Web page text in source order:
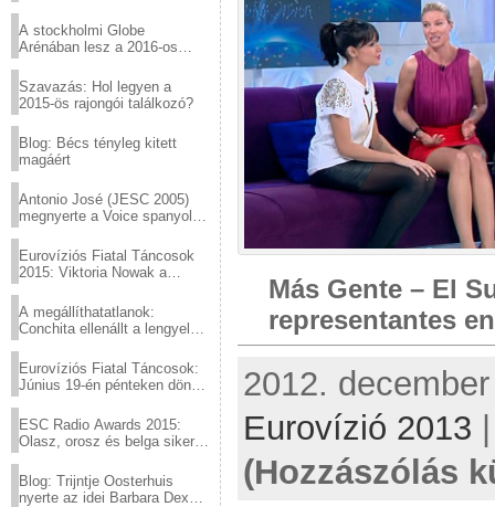
A stockholmi Globe
Arénában lesz a 2016-os
Szavazás: Hol legyen a
2015-ös rajongói találkozó?
Blog: Bécs tényleg kitett
magáért
Antonio José (JESC 2005)
megnyerte a Voice spanyol
Eurovíziós Fiatal Táncosok
2015: Viktoria Nowak a
A megállíthatatlanok:
Conchita ellenállt a lengyel
Eurovíziós Fiatal Táncosok:
Június 19-én pénteken döntő
ESC Radio Awards 2015:
Olasz, orosz és belga siker,
Blog: Trijntje Oosterhuis
nyerte az idei Barbara Dex
Más Gente – El
representantes
2012.
Eurovízió 2013
(Hozzászólás